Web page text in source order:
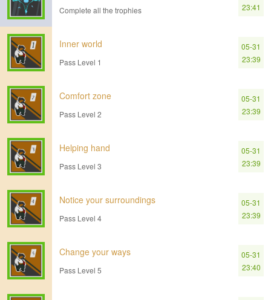
Complete all the trophies
23:41
Inner world
Pass Level 1
05-31
23:39
Comfort zone
Pass Level 2
05-31
23:39
Helping hand
Pass Level 3
05-31
23:39
Notice your surroundings
Pass Level 4
05-31
23:39
Change your ways
Pass Level 5
05-31
23:40